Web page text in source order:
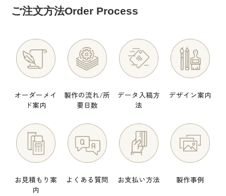
ご注文方法Order Process
オーダーメイ
ド案内
製作の流れ/所
要日数
データ入稿方
法
デザイン案内
お見積もり案
内
よくある質問 お支払い方法 製作事例